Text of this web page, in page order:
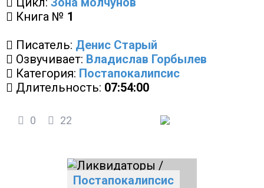
Книга № 1
Писатель: Денис Старый
Озвучивает: Владислав Горбылев
Категория: Постапокалипсис
Длительность: 07:54:00
0 22
Постапокалипсис